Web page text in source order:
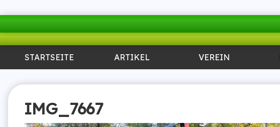
STARTSEITE ARTIKEL VEREIN
IMG_7667